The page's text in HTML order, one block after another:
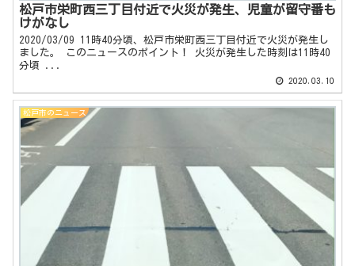
松戸市栄町西三丁目付近で火災が発生、児童が留守番も
けがなし
2020/03/09 11時40分頃、松戸市栄町西三丁目付近で火災が発生し
ました。 このニュースのポイント！ 火災が発生した時刻は11時40
分頃 ...
2020.03.10
松戸市のニュース